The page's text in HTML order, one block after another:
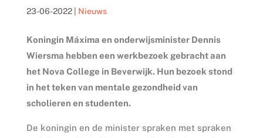
23-06-2022| Nieuws
Koningin Máxima en onderwijsminister Dennis
Wiersma hebben een werkbezoek gebracht aan
het Nova College in Beverwijk. Hun bezoek stond
in het teken van mentale gezondheid van
scholieren en studenten.
De koningin en de minister spraken met spraken